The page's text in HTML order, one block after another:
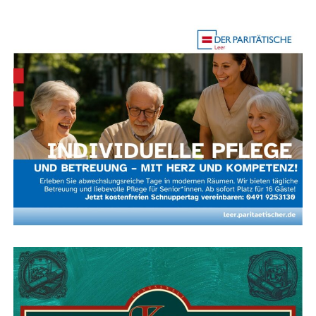
Tech­ni­sches Know-how und Lust auf
Weiterbildung
Kennt­nis­se gän­gi­ger Hei­zungs­her­stel­ler sind Grund­
vor­aus­set­zungfür die Tätig­keit. Eben­so wich­tig sind
ein sorg­fäl­ti­ger Arbeits­stil, lösungs­ori­en­tier­tes Den­ken
und ein aus­ge­präg­tes Verantwortungsbewusstsein.
Die tech­ni­sche Ent­wick­lung im Bereich Hei­zung, Rege­
lungs­tech­nik und moder­ne Gerä­te­ge­ne­ra­tio­nen schrei­
tet wei­ter vor­an. Wer im Kun­den­dienst arbei­tet, soll­te
des­halb bereit sein, sein Wis­sen regel­mä­ßig zu erwei­tern
und sich fortzubilden.
Eigen­ver­ant­wort­lich arbei­ten und im